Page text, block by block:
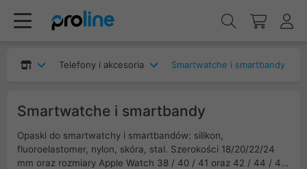
Telefony i akcesoria Smartwatche i smartbandy
Smartwatche i smartbandy
Opaski do smartwatchy i smartbandów: silikon,
fluoroelastomer, nylon, skóra, stal. Szerokości 18/20/22/24
mm oraz rozmiary Apple Watch 38 / 40 / 41 oraz 42 / 44 / 45